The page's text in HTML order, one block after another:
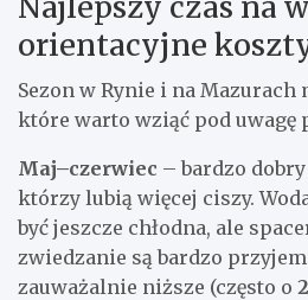
orientacyjne
Sezon w Rynie i na Mazurach
które warto wziąć pod uwagę
Maj–czerwiec – bardzo
którzy lubią więcej ciszy.
być jeszcze chłodna, ale
zwiedzanie są bardzo
zauważalnie niższe (często o